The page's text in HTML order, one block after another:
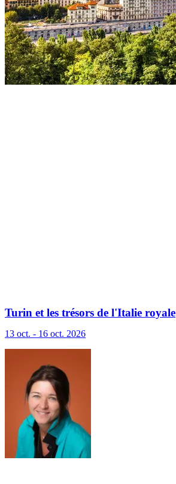
Turin et les trésors de l'Italie royale
13 oct. - 16 oct. 2026